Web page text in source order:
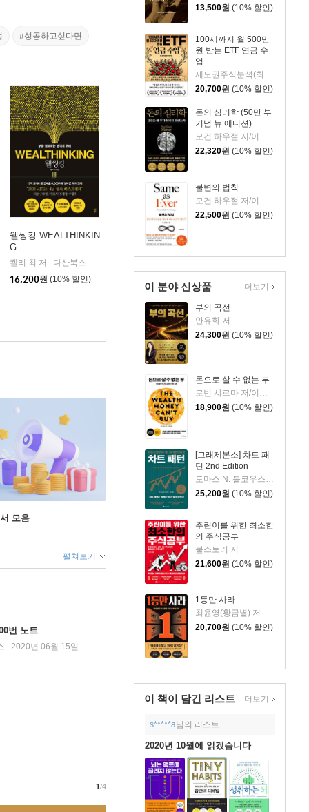
13,500원 (10% 할인)
100세까지 월 500만
원 받는 ETF 연금 수
업
20,700원 (10% 할인)
돈의 심리학 (50만 부
기념 뉴 에디션)
모건 하우절 저/이지연 역
22,320원 (10% 할인)
불변의 법칙
모건 하우절 저/이수경 역
22,500원 (10% 할인)
이 분야 신상품
부의 곡선
안유화 저
24,300원 (10% 할인)
돈으로 살 수 없는 부
로빈 샤르마 저/이영래 역
18,900원 (10% 할인)
[그래제본소] 차트 패
턴 2nd Edition
토마스 N. 불코우스키 저/송미리 역
25,200원 (10% 할인)
주린이를 위한 최소한
의 주식공부
불스토리 저
21,600원 (10% 할인)
1등만 사라
최윤영(황금별) 저
20,700원 (10% 할인)
더보기
이 책이 담긴 리스트 더보기
s*****a님의 리스트
2020년 10월에 읽겠습니다
#성공하고싶다면
웰씽킹 WEALTHINKIN
G
켈리 최 저
다산북스
16,200원 (10% 할인)
모음
펼쳐보기
번 노트
2020년 06월 15일
1/4